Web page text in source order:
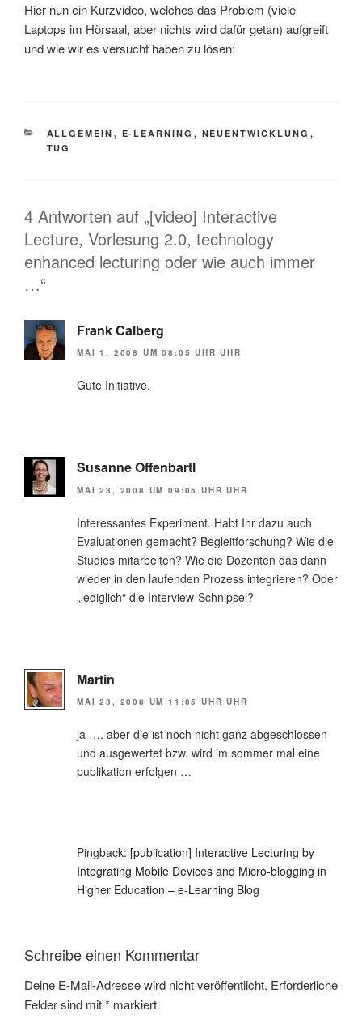
Hier nun ein Kurzvideo, welches das Problem (viele
Laptops im Hörsaal, aber nichts wird dafür getan) aufgreift
und wie wir es versucht haben zu lösen:
KATEGORIEN
ALLGEMEIN , E-LEARNING , NEUENTWICKLUNG ,
TUG
4 Antworten auf „[video] Interactive
Lecture, Vorlesung 2.0, technology
enhanced lecturing oder wie auch immer
…“
Frank Calberg
MAI 1, 2008 UM 08:05 UHR UHR
Gute Initiative.
Susanne Offenbartl
MAI 23, 2008 UM 09:05 UHR UHR
Interessantes Experiment. Habt Ihr dazu auch
Evaluationen gemacht? Begleitforschung? Wie die
Studies mitarbeiten? Wie die Dozenten das dann
wieder in den laufenden Prozess integrieren? Oder
„lediglich“ die Interview-Schnipsel?
Martin
MAI 23, 2008 UM 11:05 UHR UHR
ja …. aber die ist noch nicht ganz abgeschlossen
und ausgewertet bzw. wird im sommer mal eine
publikation erfolgen …
Pingback: [publication] Interactive Lecturing by
Integrating Mobile Devices and Micro-blogging in
Higher Education – e-Learning Blog
Schreibe einen Kommentar
Deine E-Mail-Adresse wird nicht veröffentlicht. Erforderliche
Felder sind mit* markiert